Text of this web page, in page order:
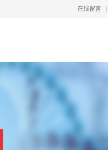
在线留言